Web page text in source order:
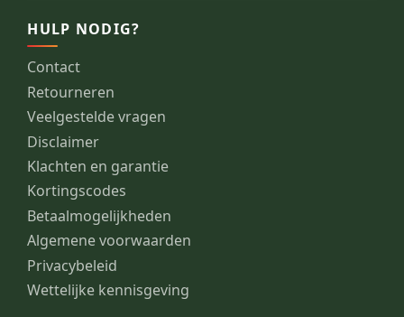
HULP NODIG?
Contact
Retourneren
Veelgestelde vragen
Disclaimer
Klachten en garantie
Kortingscodes
Betaalmogelijkheden
Algemene voorwaarden
Privacybeleid
Wettelijke kennisgeving